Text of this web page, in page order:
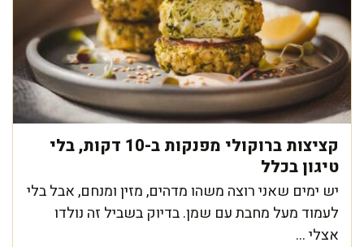
קציצות ברוקולי מפנקות ב-10 דקות, בלי
טיגון בכלל
יש ימים שאני רוצה משהו מדהים, מזין ומנחם, אבל בלי
לעמוד מעל מחבת עם שמן. בדיוק בשביל זה נולדו
אצלי ...